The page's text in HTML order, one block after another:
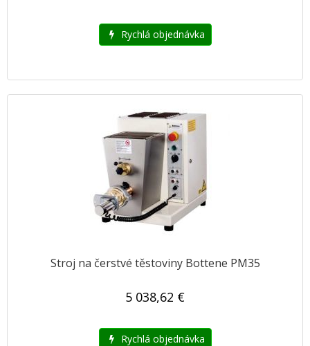
Rychlá objednávka
Stroj na čerstvé těstoviny Bottene PM35
5 038,62 €
Rychlá objednávka